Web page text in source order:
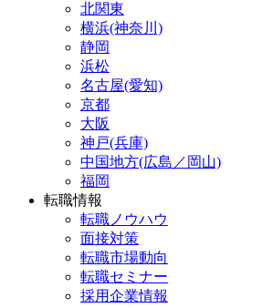
北関東
横浜(神奈川)
静岡
浜松
名古屋(愛知)
京都
大阪
神戸(兵庫)
中国地方(広島／岡山)
福岡
転職情報
転職ノウハウ
面接対策
転職市場動向
転職セミナー
採用企業情報